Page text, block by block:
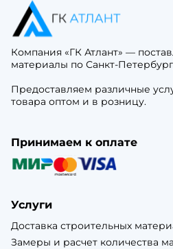
Компания «ГК Атлант» —
материалы по Санкт-
Предоставляем различные
товара оптом и в розницу.
Принимаем к оплате
Услуги
Доставка строительных
Замеры и расчет количества